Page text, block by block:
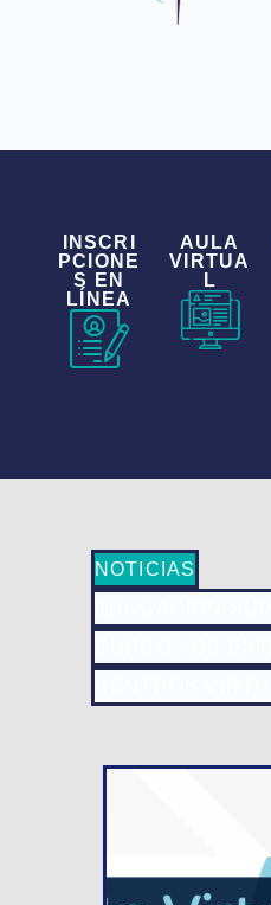
INSCRI
PCIONE
S EN
LÍNEA
AULA
VIRTUA
L
NOTICIAS